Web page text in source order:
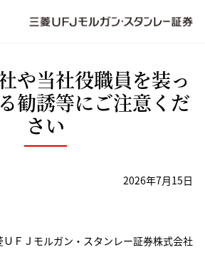
や当社役職員を装っ
勧誘等にご注意くだ
さい
2026年7月15日
ＵＦＪモルガン・スタンレー証券株式会社